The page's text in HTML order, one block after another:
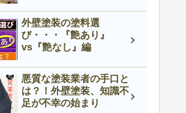
外壁塗装の塗料選
び・・・『艶あり』
vs『艶なし』編
悪質な塗装業者の手口と
は？！外壁塗装、知識不
足が不幸の始まり